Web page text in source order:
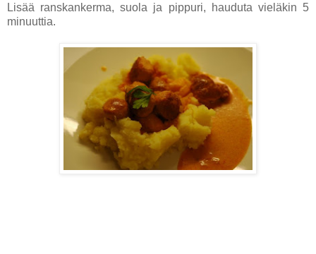
Lisää ranskankerma, suola ja pippuri, hauduta vieläkin 5
minuuttia.